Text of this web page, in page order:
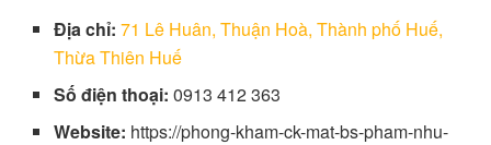
Địa chỉ: 71 Lê Huân, Thuận Hoà, Thành phố Huế,
Thừa Thiên Huế
Số điện thoại: 0913 412 363
Website: https://phong-kham-ck-mat-bs-pham-nhu-